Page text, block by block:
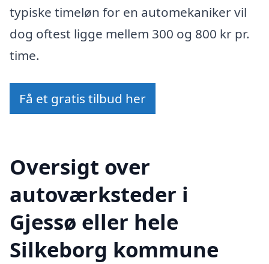
typiske timeløn for en automekaniker vil
dog oftest ligge mellem 300 og 800 kr pr.
time.
Få et gratis tilbud her
Oversigt over
autoværksteder i
Gjessø eller hele
Silkeborg kommune